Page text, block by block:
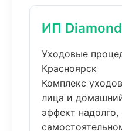
ИП
Уходовые
Красноярск
Комплекс
лица и
эффект надолго,